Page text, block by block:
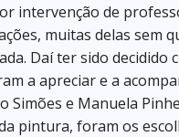
intervenção de
muitas delas sem
Daí ter sido
a apreciar e a
Simões e Manuela
pintura, foram os